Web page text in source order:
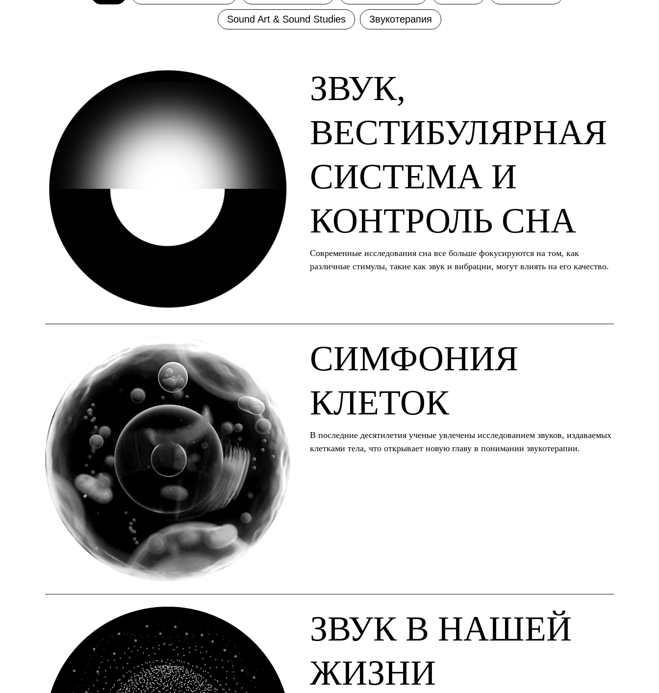
Sоund Art & Sound Studies Звукотерапия
ЗВУК,
ВЕСТИБУЛЯРНАЯ
СИСТЕМА И
КОНТРОЛЬ СНА
Современные исследования сна все больше фокусируются на том, как
различные стимулы, такие как звук и вибрации, могут влиять на его качество.
СИМФОНИЯ
КЛЕТОК
В последние десятилетия ученые увлечены исследованием звуков, издаваемых
клетками тела, что открывает новую главу в понимании звукотерапии.
ЗВУК В НАШЕЙ
ЖИЗНИ